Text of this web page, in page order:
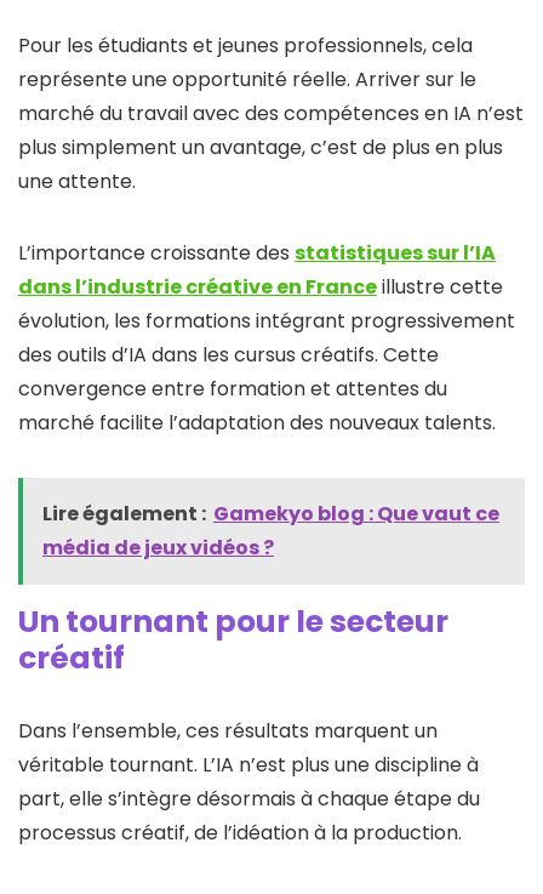
Pour les étudiants et jeunes professionnels, cela
représente une opportunité réelle. Arriver sur le
marché du travail avec des compétences en IA n’est
plus simplement un avantage, c’est de plus en plus
une attente.
L’importance croissante des statistiques sur l’IA
dans l’industrie créative en Franceillustre cette
évolution, les formations intégrant progressivement
des outils d’IA dans les cursus créatifs. Cette
convergence entre formation et attentes du
marché facilite l’adaptation des nouveaux talents.
Lire également : Gamekyo blog : Que vaut ce
média de jeux vidéos ?
Un tournant pour le secteur
créatif
Dans l’ensemble, ces résultats marquent un
véritable tournant. L’IA n’est plus une discipline à
part, elle s’intègre désormais à chaque étape du
processus créatif, de l’idéation à la production.